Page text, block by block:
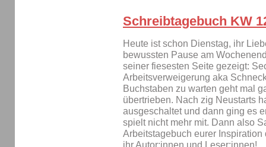
Schreibtagebuch KW
Heute ist schon Dienstag, ihr
bewussten Pause am
seiner fiesesten Seite gezeigt:
Arbeitsverweigerung aka
Buchstaben zu warten geht mal
übertrieben. Nach zig Neustarts
ausgeschaltet und dann ging es
spielt nicht mehr mit. Dann also
Arbeitstagebuch eurer
ihr Autor:innen und Leser:innen!